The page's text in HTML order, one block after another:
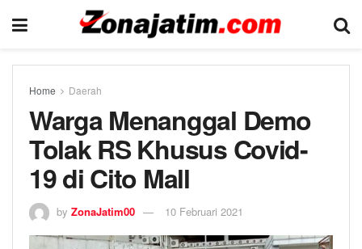
Home Daerah
Warga Menanggal Demo
Tolak RS Khusus Covid-
19 di Cito Mall
by ZonaJatim00 10 Februari 2021